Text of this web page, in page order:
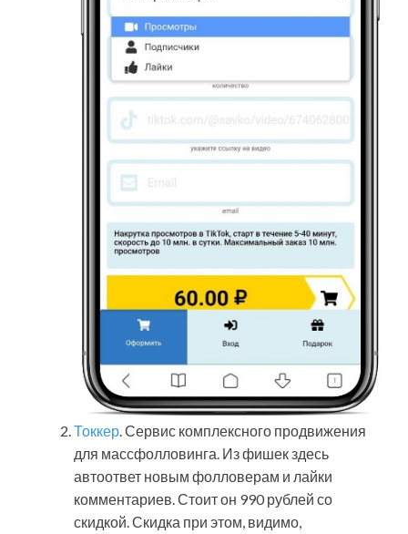
Токкер . Сервис комплексного продвижения
для массфолловинга. Из фишек здесь
автоответ новым фолловерам и лайки
комментариев. Стоит он 990 рублей со
скидкой. Скидка при этом, видимо,